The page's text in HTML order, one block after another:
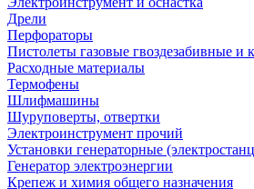
Дрели
Перфораторы
Пистолеты газовые гвоздезабивные и
Расходные материалы
Термофены
Шлифмашины
Шуруповерты, отвертки
Электроинструмент прочий
Установки генераторные
Генератор электроэнергии
Крепеж и химия общего назначения